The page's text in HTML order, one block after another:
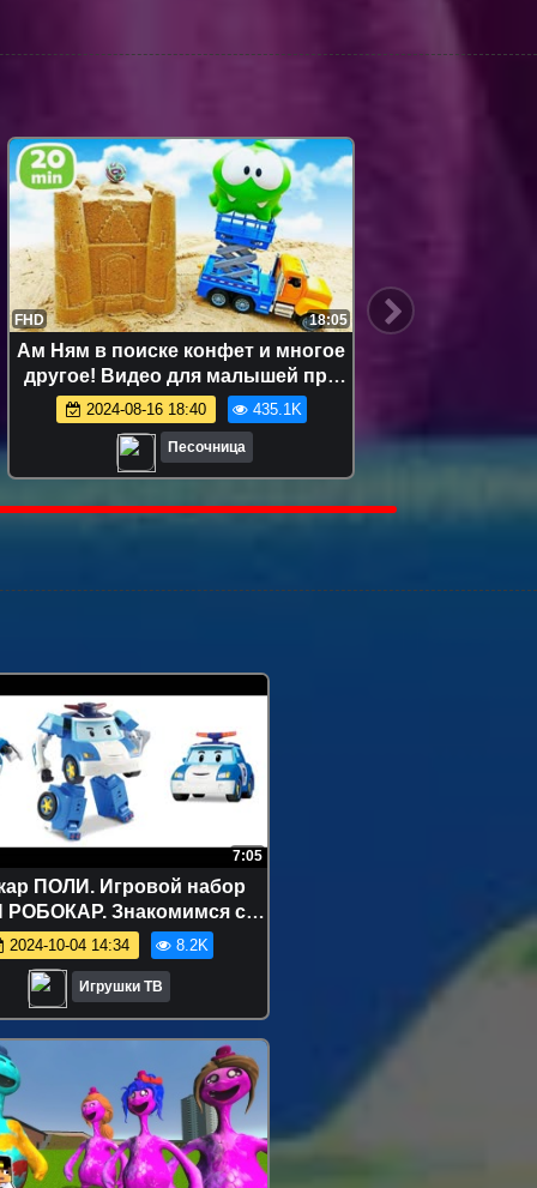
FHD 18:05
Ам Ням в поиске конфет и многое
другое! Видео для малышей про
игрушки
2024-08-16 18:40 435.1K
Песочница
7:05
ПОЛИ. Игровой набор
РОБОКАР. Знакомимся с
Брумс, где живут друзья
Робокара Поли
2024-10-04 14:34 8.2K
Игрушки ТВ